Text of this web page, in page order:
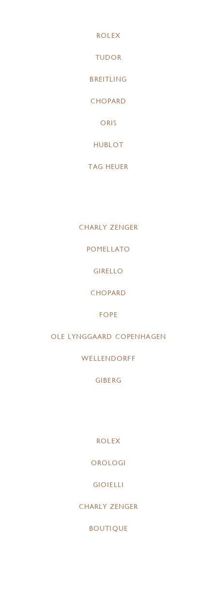
ROLEX
TUDOR
BREITLING
CHOPARD
ORIS
HUBLOT
TAG HEUER
CHARLY ZENGER
POMELLATO
GIRELLO
CHOPARD
FOPE
OLE LYNGGAARD COPENHAGEN
WELLENDORFF
GIBERG
ROLEX
OROLOGI
GIOIELLI
CHARLY ZENGER
BOUTIQUE